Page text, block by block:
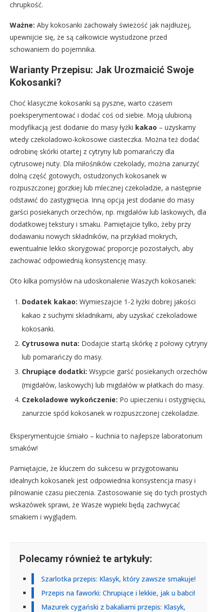
chrupkość.
Ważne: Aby kokosanki zachowały świeżość jak najdłużej,
upewnijcie się, że są całkowicie wystudzone przed
schowaniem do pojemnika.
Warianty Przepisu: Jak Urozmaicić Swoje
Kokosanki?
Choć klasyczne kokosanki są pyszne, warto czasem
poeksperymentować i dodać coś od siebie. Moją ulubioną
modyfikacją jest dodanie do masy łyżki kakao – uzyskamy
wtedy czekoladowo-kokosowe ciasteczka. Można też dodać
odrobinę skórki otartej z cytryny lub pomarańczy dla
cytrusowej nuty. Dla miłośników czekolady, można zanurzyć
dolną część gotowych, ostudzonych kokosanek w
rozpuszczonej gorzkiej lub mlecznej czekoladzie, a następnie
odstawić do zastygnięcia. Inną opcją jest dodanie do masy
garści posiekanych orzechów, np. migdałów lub laskowych, dla
dodatkowej tekstury i smaku. Pamiętajcie tylko, żeby przy
dodawaniu nowych składników, na przykład mokrych,
ewentualnie lekko skorygować proporcje pozostałych, aby
zachować odpowiednią konsystencję masy.
Oto kilka pomysłów na udoskonalenie Waszych kokosanek:
Dodatek kakao: Wymieszajcie 1-2 łyżki dobrej jakości
kakao z suchymi składnikami, aby uzyskać czekoladowe
kokosanki.
Cytrusowa nuta: Dodajcie startą skórkę z połowy cytryny
lub pomarańczy do masy.
Chrupiące dodatki: Wsypcie garść posiekanych orzechów
(migdałów, laskowych) lub migdałów w płatkach do masy.
Czekoladowe wykończenie: Po upieczeniu i ostygnięciu,
zanurzcie spód kokosanek w rozpuszczonej czekoladzie.
Eksperymentujcie śmiało – kuchnia to najlepsze laboratorium
smaków!
Pamiętajcie, że kluczem do sukcesu w przygotowaniu
idealnych kokosanek jest odpowiednia konsystencja masy i
pilnowanie czasu pieczenia. Zastosowanie się do tych prostych
wskazówek sprawi, że Wasze wypieki będą zachwycać
smakiem i wyglądem.
Polecamy również te artykuły:
Szarlotka przepis: Klasyk, który zawsze smakuje!
Przepis na faworki: Chrupiące i lekkie, jak u babci!
Mazurek cygański z bakaliami przepis: Klasyk,